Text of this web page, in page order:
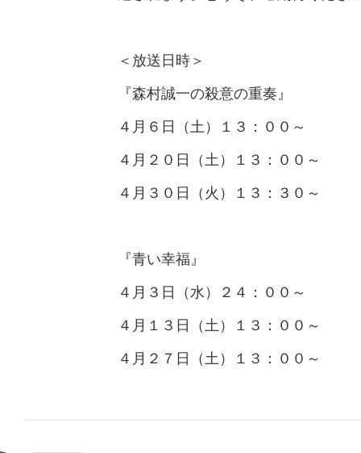
＜放送日時＞
『森村誠一の殺意の重奏』
４月６日（土）１３：００～
４月２０日（土）１３：００～
４月３０日（火）１３：３０～
『青い幸福』
４月３日（水）２４：００～
４月１３日（土）１３：００～
４月２７日（土）１３：００～